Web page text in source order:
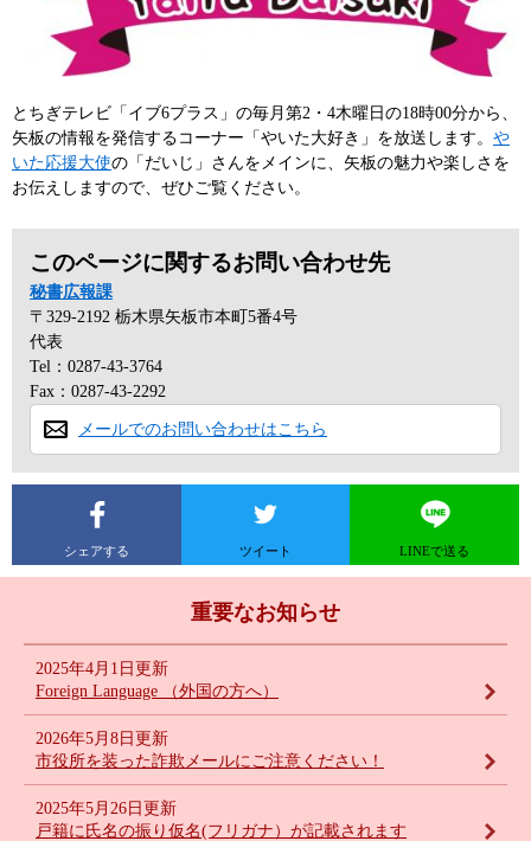
とちぎテレビ「イブ6プラス」の毎月第2・4木曜日の18時00分から、
矢板の情報を発信するコーナー「やいた大好き」を放送します。 や
いた応援大使の「だいじ」さんをメインに、矢板の魅力や楽しさを
お伝えしますので、ぜひご覧ください。
このページに関するお問い合わせ先
秘書広報課
〒329-2192 栃木県矢板市本町5番4号
代表
Tel：0287-43-3764
Fax：0287-43-2292
メールでのお問い合わせはこちら
シェアする ツイート LINEで送る
重要なお知らせ
Foreign Language （外国の方へ）
2025年4月1日更新
市役所を装った詐欺メールにご注意ください！
2026年5月8日更新
戸籍に氏名の振り仮名(フリガナ）が記載されます
2025年5月26日更新